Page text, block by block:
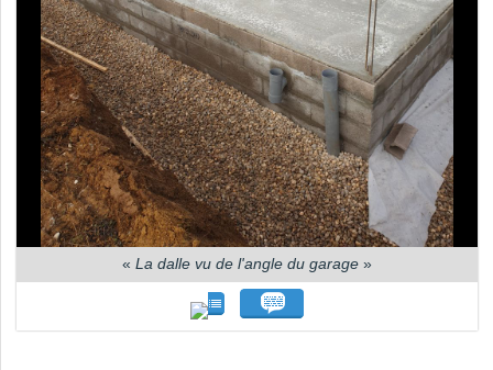
« La dalle vu de l'angle du garage »